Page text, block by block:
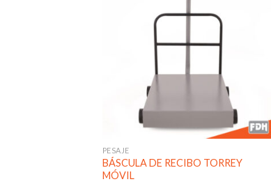
PESAJE
BÁSCULA DE RECIBO TORREY
MÓVIL